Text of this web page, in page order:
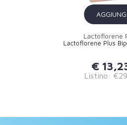
AGGIUNGI
Lactoflorene
Lactoflorene Plus
€
Listino: